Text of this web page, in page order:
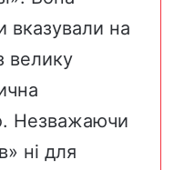
вказували на
велику
Незважаючи
ні для